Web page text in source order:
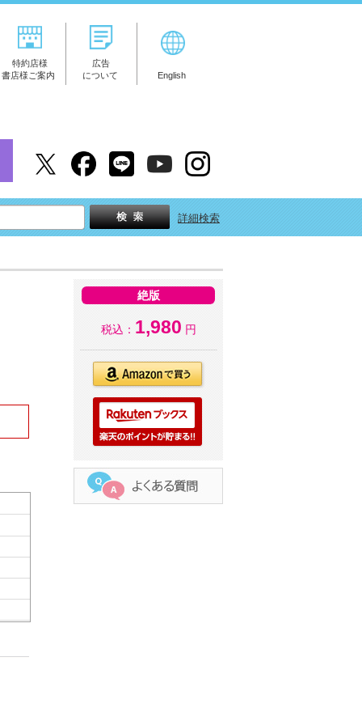
特約店様
書店様ご案内
広告
について
English
詳細検索
絶版
税込： 1,980 円